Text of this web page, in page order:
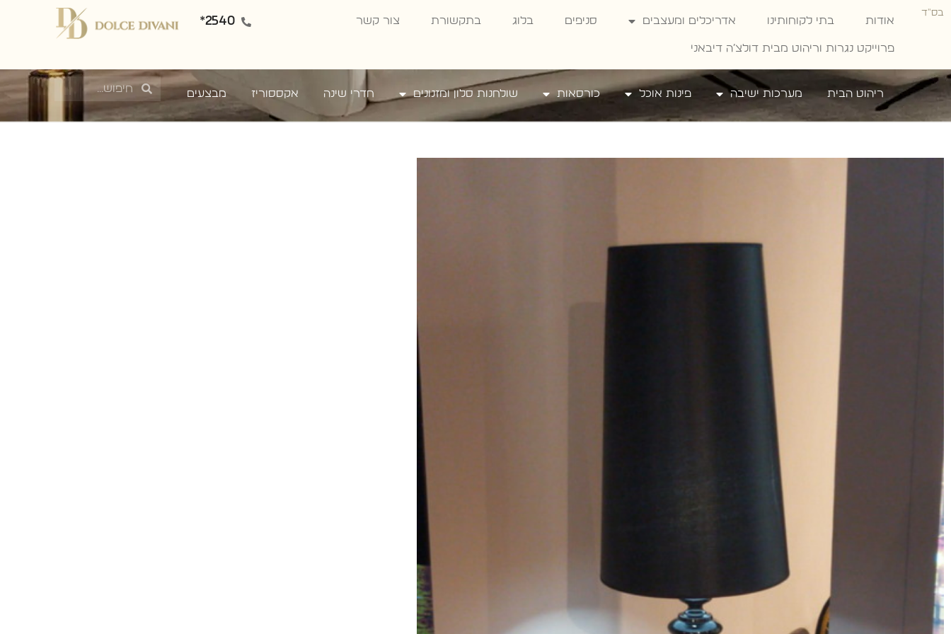
בס"ד
אודות בתי לקוחותינו אדריכלים ומעצבים סניפים בלוג בתקשורת צור קשר
פרוייקט נגרות וריהוט מבית דולצ׳ה דיבאני
2540*
ריהוט הבית מערכות ישיבה פינות אוכל כורסאות שולחנות סלון ומזנונים חדרי שינה אקססוריז מבצעים
מנורה עומדת שחורה מעוצבת –
ריהוט משלים
מנורה עומדת בצבע שחור, במראה מודרני. פריט עיצובי לבית
ולסלון, יוקרתי, בסיס זכוכית שחורה עם השלמה של אהיל
שחור מאורך. ריהוט משלים חובה המתאים גם למשרד,
להשלמת אווירה. קל לנשיאה ולניקוי.